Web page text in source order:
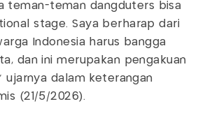
teman-teman dangduters bisa
stage. Saya berharap dari
Indonesia harus bangga
dan ini merupakan pengakuan
ujarnya dalam keterangan
(21/5/2026).